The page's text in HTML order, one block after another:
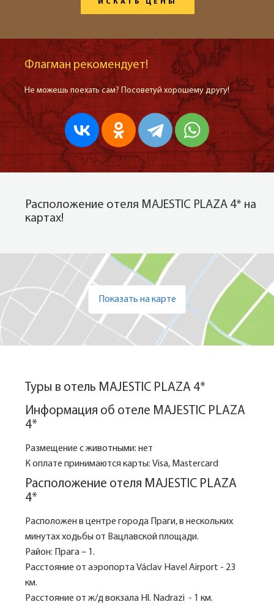
ИСКАТЬ ЦЕНЫ
Флагман рекомендует!
Не можешь поехать сам? Посоветуй хорошему другу!
Расположение отеля MAJESTIC PLAZA 4* на
картах!
Показать на карте
Туры в отель MAJESTIC PLAZA 4*
Информация об отеле MAJESTIC PLAZA
4*
Размещение с животными: нет
К оплате принимаются карты: Visa, Mastercard
Расположение отеля MAJESTIC PLAZA
4*
Расположен в центре города Праги, в нескольких
минутах ходьбы от Вацлавской площади.
Район: Прага – 1.
Расстояние от аэропорта Václav Havel Airport - 23
км.
Расстояние от ж/д вокзала Hl. Nadrazi - 1 км.